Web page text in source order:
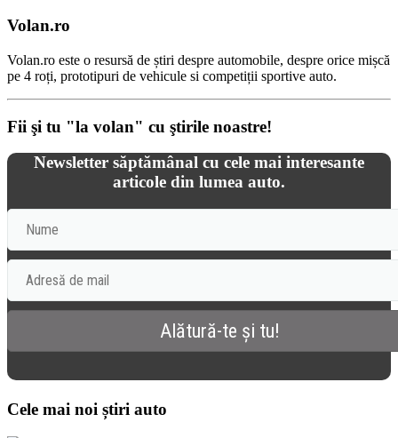
Volan.ro
Volan.ro este o resursă de știri despre automobile, despre orice mișcă
pe 4 roți, prototipuri de vehicule si competiții sportive auto.
Fii şi tu "la volan" cu ştirile noastre!
Newsletter săptămânal cu cele mai interesante
articole din lumea auto.
Cele mai noi știri auto